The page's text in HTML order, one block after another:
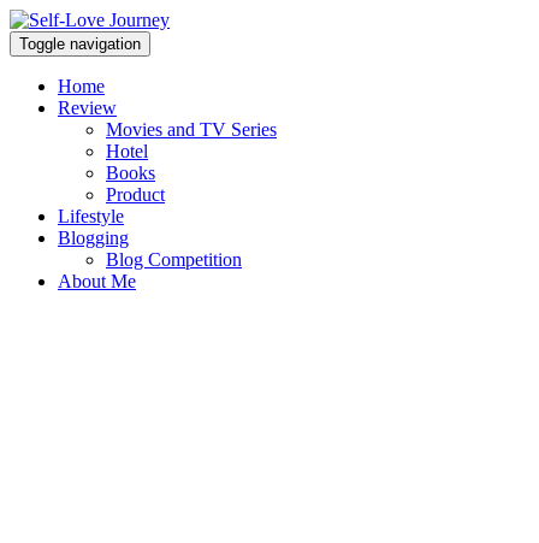
Skip
to
content
Open
Sidebar
Self-Love Journey
Self Love Journey
Toggle navigation
Home
Review
Movies and TV Series
Hotel
Books
Product
Lifestyle
Blogging
Blog Competition
About Me